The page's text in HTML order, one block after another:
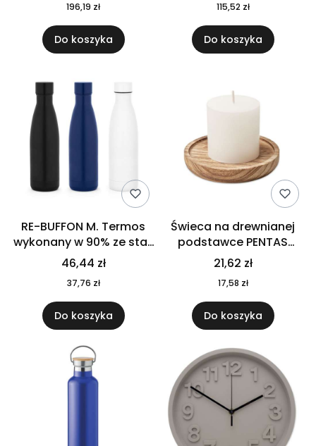
196,19 zł
Do koszyka
115,52 zł
Do koszyka
RE-BUFFON M. Termos
wykonany w 90% ze stali
nierdzewnej
pochodzącej z
recyklingu 520 ml 94294
46,44 zł
37,76 zł
Do koszyka
Świeca na drewnianej
podstawce PENTAS
MO6282-40
21,62 zł
17,58 zł
Do koszyka